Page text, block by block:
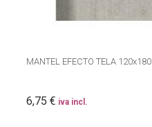
MANTEL EFECTO TELA
6,75 € iva incl.